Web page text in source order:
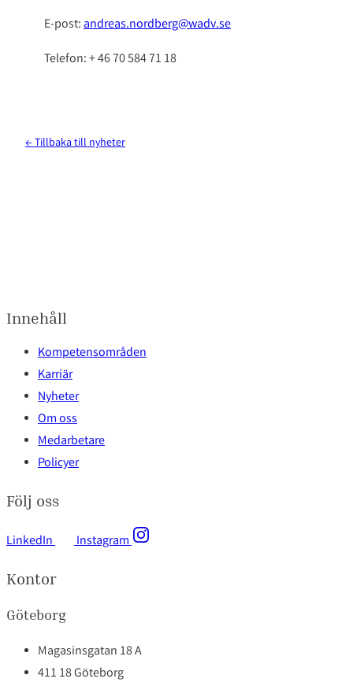
E-post:andreas.nordberg@wadv.se
Telefon: + 46 70 584 71 18
← Tillbaka till nyheter
Innehåll
Kompetensområden
Karriär
Nyheter
Om oss
Medarbetare
Policyer
Följ oss
LinkedIn Instagram
Kontor
Göteborg
Magasinsgatan 18 A
411 18 Göteborg